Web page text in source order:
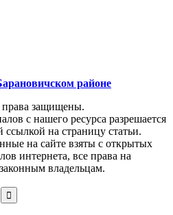
районе
защищены.
с нашего ресурса разрешается
ссылкой на страницу статьи.
на сайте взяты с открытых
интернета, все права на
владельцам.